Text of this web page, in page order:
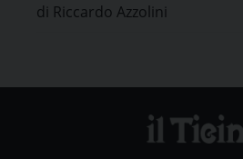
di Riccardo Azzolini